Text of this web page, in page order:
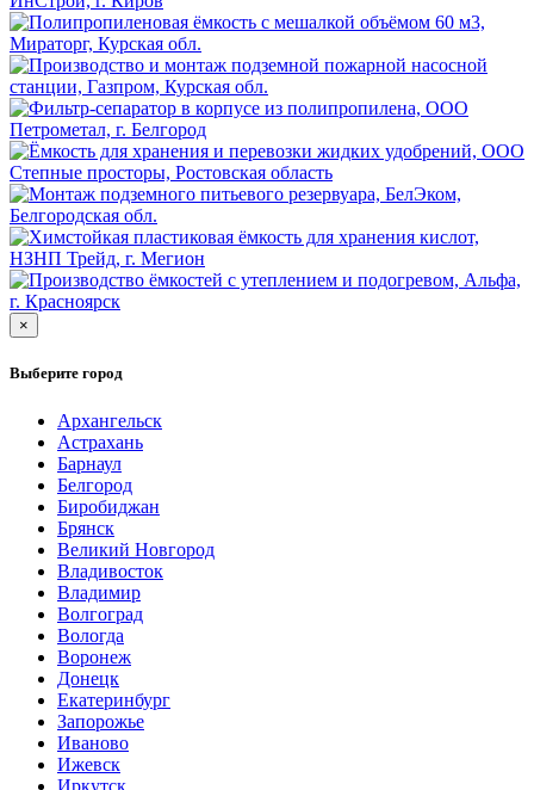
×
Выберите город
Архангельск
Астрахань
Барнаул
Белгород
Биробиджан
Брянск
Великий Новгород
Владивосток
Владимир
Волгоград
Вологда
Воронеж
Донецк
Екатеринбург
Запорожье
Иваново
Ижевск
Иркутск